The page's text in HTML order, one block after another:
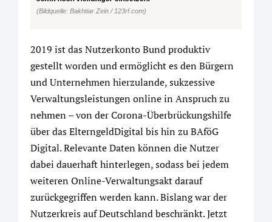
(Bildquelle: Bakhtiar Zein / 123rf.com)
2019 ist das Nutzerkonto Bund produktiv
gestellt worden und ermöglicht es den Bürgern
und Unternehmen hierzulande, sukzessive
Verwaltungsleistungen online in Anspruch zu
nehmen – von der Corona-Überbrückungshilfe
über das ElterngeldDigital bis hin zu BAföG
Digital. Relevante Daten können die Nutzer
dabei dauerhaft hinterlegen, sodass bei jedem
weiteren Online-Verwaltungsakt darauf
zurückgegriffen werden kann. Bislang war der
Nutzerkreis auf Deutschland beschränkt. Jetzt